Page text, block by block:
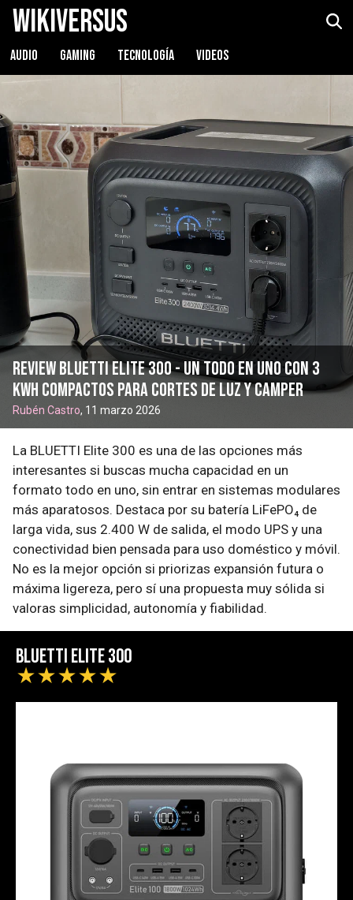
WikiVersus
AUDIO GAMING TECNOLOGÍA VIDEOS
Review BLUETTI Elite 300 - Un todo en uno con 3
kWh compactos para cortes de luz y camper
Rubén Castro, 11 marzo 2026
La BLUETTI Elite 300 es una de las opciones más
interesantes si buscas mucha capacidad en un
formato todo en uno, sin entrar en sistemas modulares
más aparatosos. Destaca por su batería LiFePO₄ de
larga vida, sus 2.400 W de salida, el modo UPS y una
conectividad bien pensada para uso doméstico y móvil.
No es la mejor opción si priorizas expansión futura o
máxima ligereza, pero sí una propuesta muy sólida si
valoras simplicidad, autonomía y fiabilidad.
BLUETTI Elite 300
★★★★★
BLUETTI Elite 300 Ver precio